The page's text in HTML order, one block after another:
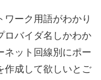
ーク用語がわかり
ロバイダ名しかわか
ネット回線別にポー
作成して欲しいとご